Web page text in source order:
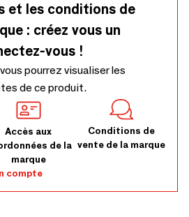
et les conditions de
: créez vous un
vous !
pourrez visualiser les
de ce produit.
Accès aux
de la
marque
Conditions de
vente de la marque
compte